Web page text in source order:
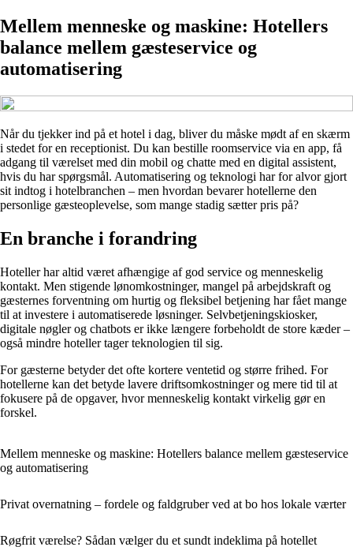
Mellem menneske og maskine: Hotellers
balance mellem gæsteservice og
automatisering
Når du tjekker ind på et hotel i dag, bliver du måske mødt af en skærm
i stedet for en receptionist. Du kan bestille roomservice via en app, få
adgang til værelset med din mobil og chatte med en digital assistent,
hvis du har spørgsmål. Automatisering og teknologi har for alvor gjort
sit indtog i hotelbranchen – men hvordan bevarer hotellerne den
personlige gæsteoplevelse, som mange stadig sætter pris på?
En branche i forandring
Hoteller har altid været afhængige af god service og menneskelig
kontakt. Men stigende lønomkostninger, mangel på arbejdskraft og
gæsternes forventning om hurtig og fleksibel betjening har fået mange
til at investere i automatiserede løsninger. Selvbetjeningskiosker,
digitale nøgler og chatbots er ikke længere forbeholdt de store kæder –
også mindre hoteller tager teknologien til sig.
For gæsterne betyder det ofte kortere ventetid og større frihed. For
hotellerne kan det betyde lavere driftsomkostninger og mere tid til at
fokusere på de opgaver, hvor menneskelig kontakt virkelig gør en
forskel.
Mellem menneske og maskine: Hotellers balance mellem gæsteservice
og automatisering
Privat overnatning – fordele og faldgruber ved at bo hos lokale værter
Røgfrit værelse? Sådan vælger du et sundt indeklima på hotellet